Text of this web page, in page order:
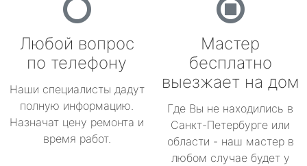
Любой вопрос
по телефону
Наши специалисты дадут
полную информацию.
Назначат цену ремонта и
время работ.
Мастер
бесплатно
выезжает на дом
Где Вы не находились в
Санкт-Петербурге или
области - наш мастер в
любом случае будет у